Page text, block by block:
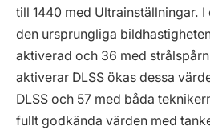
till 1440 med Ultrainställningar.
den ursprungliga
aktiverad och 36 med
aktiverar DLSS ökas dessa
DLSS och 57 med båda
fullt godkända värden med